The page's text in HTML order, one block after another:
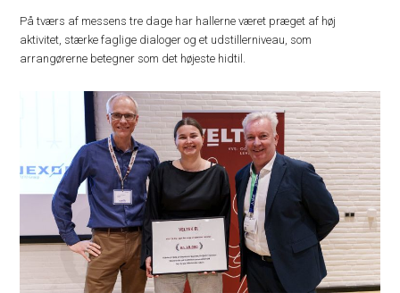
På tværs af messens tre dage har hallerne været præget af høj
aktivitet, stærke faglige dialoger og et udstillerniveau, som
arrangørerne betegner som det højeste hidtil.